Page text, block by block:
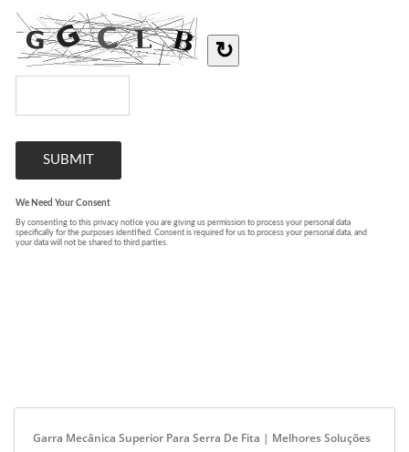
Garra Mecânica Superior Para Serra De Fita | Melhores Soluções